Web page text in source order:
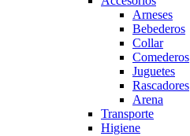
Arneses
Bebederos
Collar
Comederos
Juguetes
Rascadores
Arena
Transporte
Higiene